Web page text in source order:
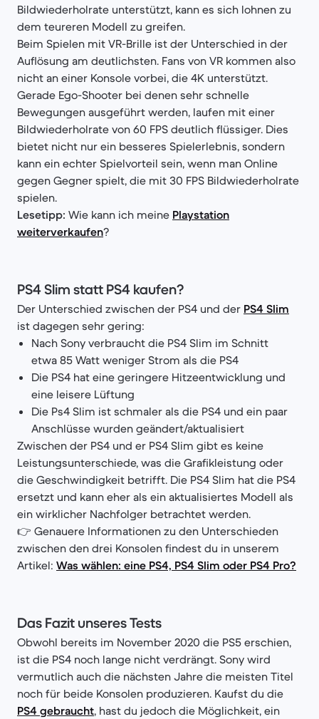
Bildwiederholrate unterstützt, kann es sich lohnen zu
dem teureren Modell zu greifen.
Beim Spielen mit VR-Brille ist der Unterschied in der
Auflösung am deutlichsten. Fans von VR kommen also
nicht an einer Konsole vorbei, die 4K unterstützt.
Gerade Ego-Shooter bei denen sehr schnelle
Bewegungen ausgeführt werden, laufen mit einer
Bildwiederholrate von 60 FPS deutlich flüssiger. Dies
bietet nicht nur ein besseres Spielerlebnis, sondern
kann ein echter Spielvorteil sein, wenn man Online
gegen Gegner spielt, die mit 30 FPS Bildwiederholrate
spielen.
Lesetipp: Wie kann ich meine Playstation
weiterverkaufen?
PS4 Slim statt PS4 kaufen?
Der Unterschied zwischen der PS4 und der PS4 Slim
ist dagegen sehr gering:
Nach Sony verbraucht die PS4 Slim im Schnitt
etwa 85 Watt weniger Strom als die PS4
Die PS4 hat eine geringere Hitzeentwicklung und
eine leisere Lüftung
Die Ps4 Slim ist schmaler als die PS4 und ein paar
Anschlüsse wurden geändert/aktualisiert
Zwischen der PS4 und er PS4 Slim gibt es keine
Leistungsunterschiede, was die Grafikleistung oder
die Geschwindigkeit betrifft. Die PS4 Slim hat die PS4
ersetzt und kann eher als ein aktualisiertes Modell als
ein wirklicher Nachfolger betrachtet werden.
👉 Genauere Informationen zu den Unterschieden
zwischen den drei Konsolen findest du in unserem
Artikel: Was wählen: eine PS4, PS4 Slim oder PS4 Pro?
Das Fazit unseres Tests
Obwohl bereits im November 2020 die PS5 erschien,
ist die PS4 noch lange nicht verdrängt. Sony wird
vermutlich auch die nächsten Jahre die meisten Titel
noch für beide Konsolen produzieren. Kaufst du die
PS4 gebraucht, hast du jedoch die Möglichkeit, ein